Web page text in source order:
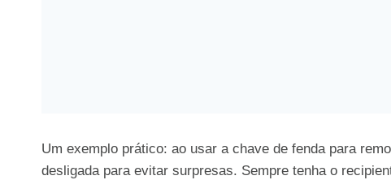
Um exemplo prático: ao usar a chave de fenda para
desligada para evitar surpresas. Sempre tenha o